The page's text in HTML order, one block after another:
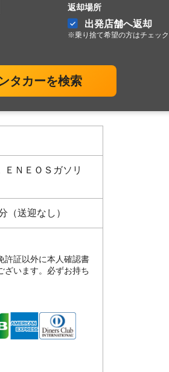
返却場所
出発店舗へ返却
※乗り捨て希望の方はチェッ
タカーを検索
ＥＮＥＯＳガソリ
（送迎なし）
許証以外に本人確認書
ざいます。必ずお持ち